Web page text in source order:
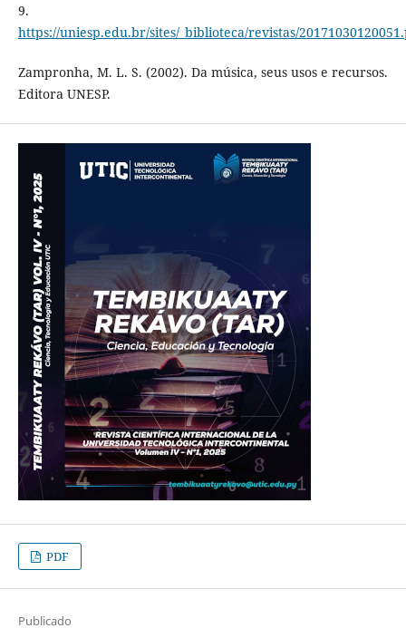
9.
https://uniesp.edu.br/sites/_biblioteca/revistas/
Zampronha, M. L. S. (2002). Da música, seus usos e recursos.
Editora UNESP.
PDF
Publicado